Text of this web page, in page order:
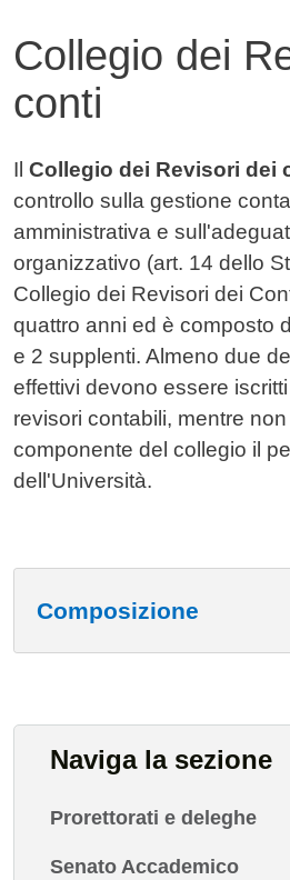
Collegio dei
conti
Contenuto
Il Collegio dei Revisori dei
controllo sulla gestione
amministrativa e
organizzativo (art. 14 dello
Collegio dei Revisori dei
quattro anni ed è composto
e 2 supplenti. Almeno due
effettivi devono essere
revisori contabili, mentre
componente del collegio il
dell'Università.
Composizione
Naviga la sezione
Prorettorati e deleghe
Senato Accademico